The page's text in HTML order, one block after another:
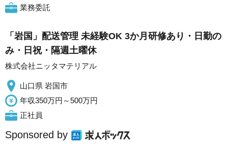
業務委託
「岩国」配送管理 未経験OK 3か月研修あり・日勤の
み・日祝・隔週土曜休
株式会社ニッタマテリアル
山口県 岩国市
年収350万円～500万円
正社員
Sponsored by